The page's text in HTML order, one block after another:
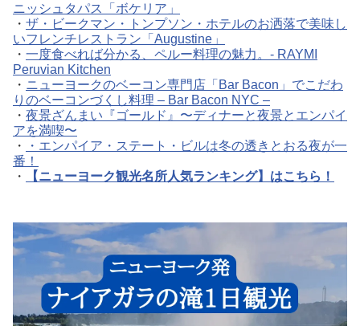
ニッシュタパス「ボケリア」
・ ザ・ビークマン・トンプソン・ホテルのお洒落で美味し
いフレンチレストラン「Augustine」
・ 一度食べれば分かる、ペルー料理の魅力。- RAYMI
Peruvian Kitchen
・ ニューヨークのベーコン専門店「Bar Bacon」でこだわ
りのベーコンづくし料理 – Bar Bacon NYC –
・ 夜景ざんまい『ゴールド』〜ディナーと夜景とエンパイ
アを満喫〜
・
・エンパイア・ステート・ビルは冬の透きとおる夜が一
番！
・
【ニューヨーク観光名所人気ランキング】はこちら！